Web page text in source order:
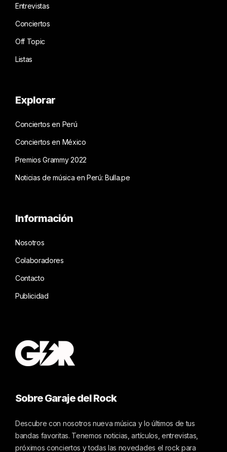
Entrevistas
Conciertos
Off Topic
Listas
Explorar
Conciertos en Perú
Conciertos en México
Premios Grammy 2022
Noticias de música en Perú: Bulla.pe
Información
Nosotros
Colaboradores
Contacto
Publicidad
Sobre Garaje del Rock
Descubre con nosotros nueva música y lo últimos de tus
bandas favoritas. Tenemos noticias, artículos, entrevistas,
próximos conciertos y todas las novedades el rock para